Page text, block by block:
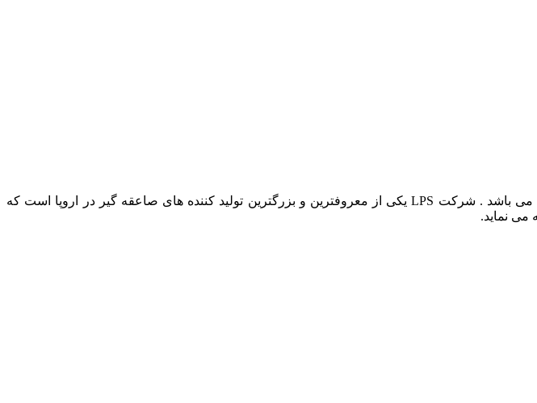
صاعقه گیر الیپس ساخت کشور فرانسه محصول شرکت LPS بوده و جزو صاعقه گیرهای اکتیو (فعال) می باشد . شرکت LPS یکی از معروفترین و بزرگترین تولید کننده های صاعقه گیر در اروپا است که
می نماید.